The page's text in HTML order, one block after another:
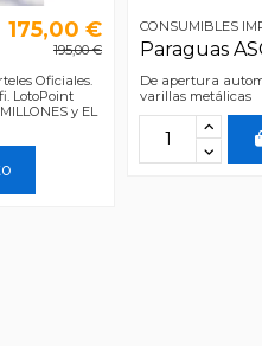
175,00 €
195,00 €
Oficiales.
LotoPoint
y EL
CONSUMIBLES
Paraguas
De apertura
varillas metálicas